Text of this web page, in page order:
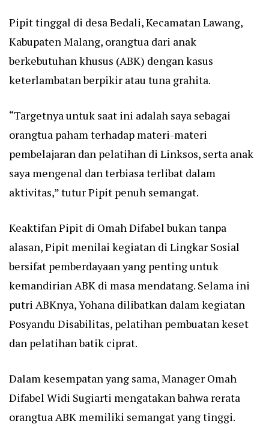
Pipit tinggal di desa Bedali, Kecamatan Lawang,
Kabupaten Malang, orangtua dari anak
berkebutuhan khusus (ABK) dengan kasus
keterlambatan berpikir atau tuna grahita.
“Targetnya untuk saat ini adalah saya sebagai
orangtua paham terhadap materi-materi
pembelajaran dan pelatihan di Linksos, serta anak
saya mengenal dan terbiasa terlibat dalam
aktivitas,” tutur Pipit penuh semangat.
Keaktifan Pipit di Omah Difabel bukan tanpa
alasan, Pipit menilai kegiatan di Lingkar Sosial
bersifat pemberdayaan yang penting untuk
kemandirian ABK di masa mendatang. Selama ini
putri ABKnya, Yohana dilibatkan dalam kegiatan
Posyandu Disabilitas, pelatihan pembuatan keset
dan pelatihan batik ciprat.
Dalam kesempatan yang sama, Manager Omah
Difabel Widi Sugiarti mengatakan bahwa rerata
orangtua ABK memiliki semangat yang tinggi.